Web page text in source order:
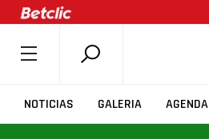
NOTICIAS GALERIA AGENDA
SOBRE A FPB
DOCUMENTOS